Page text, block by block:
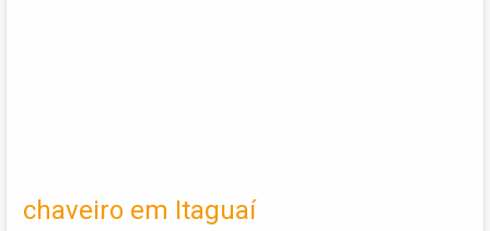
chaveiro em Itaguaí